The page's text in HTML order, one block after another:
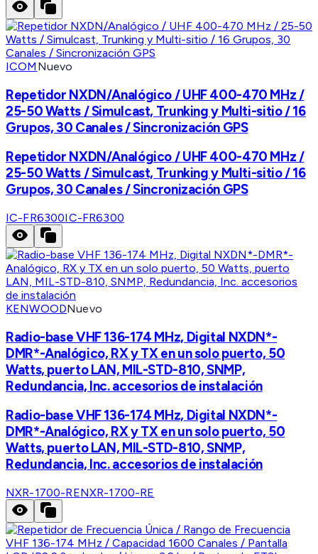
ICOM Nuevo
Repetidor NXDN/Analógico / UHF 400-470 MHz /
25-50 Watts / Simulcast, Trunking y Multi-sitio / 16
Grupos, 30 Canales / Sincronización GPS
Repetidor NXDN/Analógico / UHF 400-470 MHz /
25-50 Watts / Simulcast, Trunking y Multi-sitio / 16
Grupos, 30 Canales / Sincronización GPS
IC-FR6300IC-FR6300
KENWOODNuevo
Radio-base VHF 136-174 MHz, Digital NXDN*-
DMR*-Analógico, RX y TX en un solo puerto, 50
Watts, puerto LAN, MIL-STD-810, SNMP,
Redundancia, Inc. accesorios de instalación
Radio-base VHF 136-174 MHz, Digital NXDN*-
DMR*-Analógico, RX y TX en un solo puerto, 50
Watts, puerto LAN, MIL-STD-810, SNMP,
Redundancia, Inc. accesorios de instalación
NXR-1700-RENXR-1700-RE